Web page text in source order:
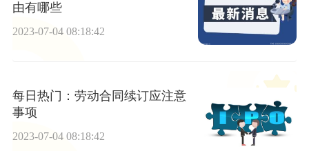
由有哪些
2023-07-04 08:18:42
每日热门：劳动合同续订应注意
事项
2023-07-04 08:18:42